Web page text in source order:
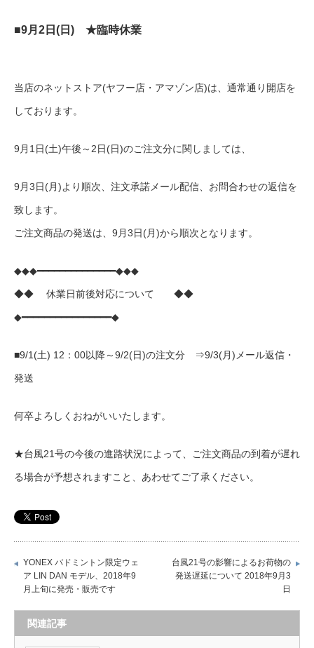
■9月2日(日) ★臨時休業
当店のネットストア(ヤフー店・アマゾン店)は、通常通り開店を
しております。
9月1日(土)午後～2日(日)のご注文分に関しましては、
9月3日(月)より順次、注文承諾メール配信、お問合わせの返信を
致します。
ご注文商品の発送は、9月3日(月)から順次となります。
◆◆◆━━━━━━━━━━━━━━◆◆◆
◆◆ 休業日前後対応について ◆◆
◆━━━━━━━━━━━━━━━━◆
■9/1(土) 12：00以降～9/2(日)の注文分 ⇒9/3(月)メール返信・
発送
何卒よろしくおねがいいたします。
★台風21号の今後の進路状況によって、ご注文商品の到着が遅れ
る場合が予想されますこと、あわせてご了承ください。
YONEX バドミントン限定ウェ
ア LIN DAN モデル、2018年9
月上旬に発売・販売です
台風21号の影響によるお荷物の
発送遅延について 2018年9月3
日
関連記事